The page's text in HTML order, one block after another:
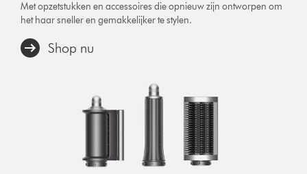
Met opzetstukken en accessoires die opnieuw zijn ontworpen om
het haar sneller en gemakkelijker te stylen.
Shop nu